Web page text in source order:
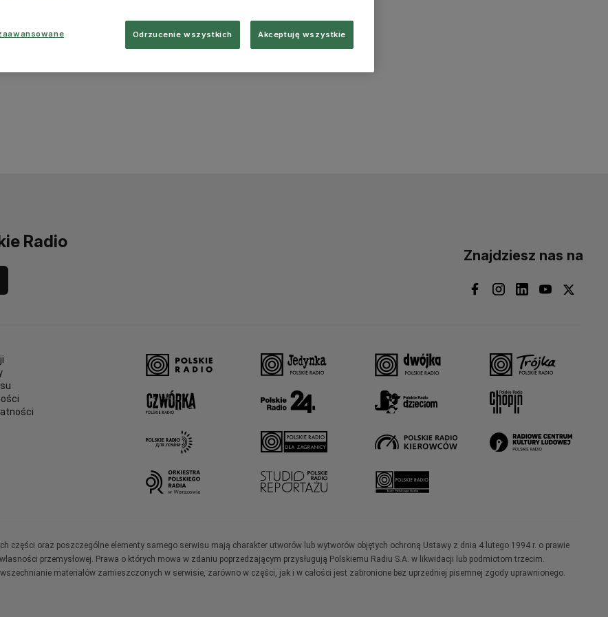
Radio
Znajdziesz nas na
części oraz poszczególne elementy samego serwisu mają charakter utworów lub wytworów objętych ochroną Ustawy z dnia 4 lutego 1994 r. o prawie
przemysłowej. Prawa o których mowa w zdaniu poprzedzającym przysługują Polskiemu Radiu S.A. w likwidacji lub podmiotom trzecim.
materiałów zamieszczonych w serwisie, zarówno w części, jak i w całości jest zabronione bez uprzedniej pisemnej zgody uprawnionego.
Odrzucenie wszystkich Akceptuję wszystkie